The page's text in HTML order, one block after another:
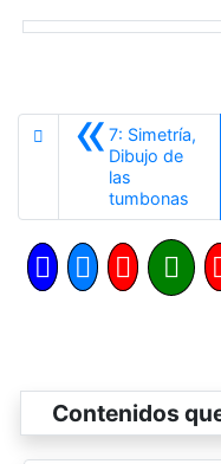
«7: Simetría,
Dibujo de
las
tumbonas
Contenidos